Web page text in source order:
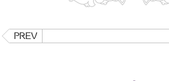
PREV